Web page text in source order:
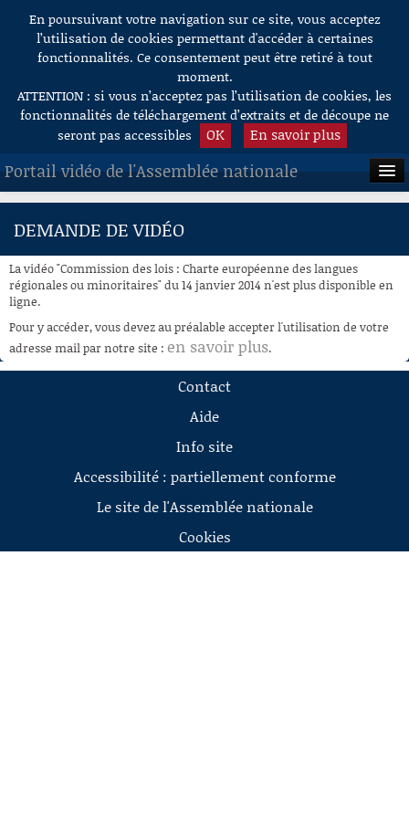
Aller au contenu
En poursuivant votre navigation sur ce site, vous acceptez
l’utilisation de cookies permettant d'accéder à certaines
fonctionnalités. Ce consentement peut être retiré à tout
moment.
ATTENTION : si vous n’acceptez pas l’utilisation de cookies, les
fonctionnalités de téléchargement d’extraits et de découpe ne
seront pas accessibles
OK En savoir plus
Portail vidéo de l'Assemblée nationale
ACCUEIL
À LA DEMANDE
RECHERCHE
AIDE À LA DÉCOUPE
DE VIDÉOS
DEMANDE DE VIDÉO
La vidéo "Commission des lois : Charte européenne des langues
régionales ou minoritaires" du 14 janvier 2014 n'est plus disponible en
ligne.
Pour y accéder, vous devez au préalable accepter l'utilisation de votre
adresse mail par notre site : en savoir plus.
Contact
Aide
Info site
Accessibilité : partiellement conforme
Le site de l'Assemblée nationale
Cookies